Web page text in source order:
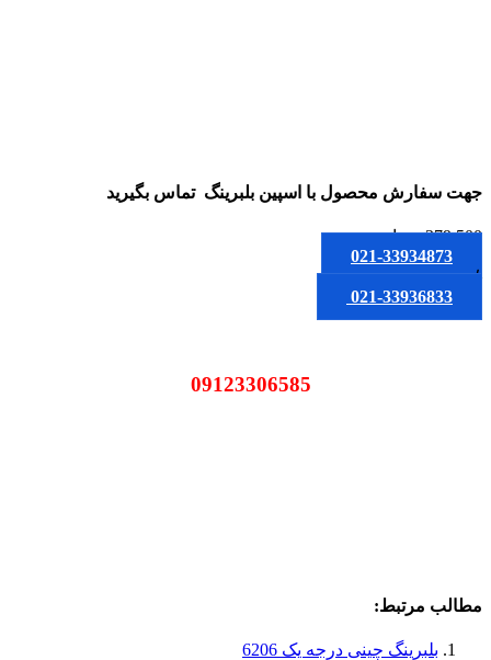
جهت سفارش محصول با اسپین بلبرینگ تماس بگیرید
379,500 تومان
021-33934873
یا
021-33936833
مطالب مرتبط:
بلبرینگ چینی درجه یک 6206